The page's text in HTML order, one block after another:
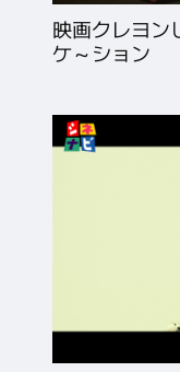
映画クレヨン
ケ～ション